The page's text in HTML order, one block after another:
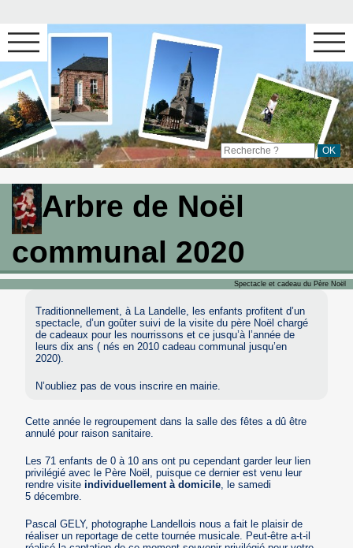
Arbre de Noël
communal 2020
Spectacle et cadeau du Père Noël
Traditionnellement, à La Landelle, les enfants profitent d’un
spectacle, d’un goûter suivi de la visite du père Noël chargé
de cadeaux pour les nourrissons et ce jusqu’à l’année de
leurs dix ans ( nés en 2010 cadeau communal jusqu’en
2020).
N’oubliez pas de vous inscrire en mairie.
Cette année le regroupement dans la salle des fêtes a dû être
annulé pour raison sanitaire.
Les 71 enfants de 0 à 10 ans ont pu cependant garder leur lien
privilégié avec le Père Noël, puisque ce dernier est venu leur
rendre visiteindividuellement à domicile , le samedi
5 décembre.
Pascal GELY, photographe Landellois nous a fait le plaisir de
réaliser un reportage de cette tournée musicale. Peut-être a-t-il